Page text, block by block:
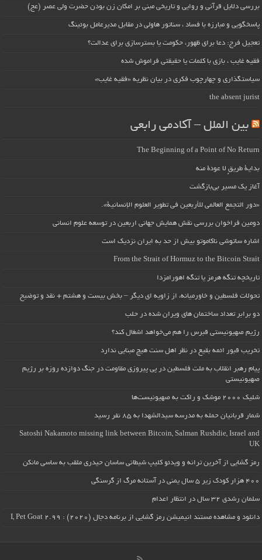
بررسی دلایل قرآنی و روایی و تاریخی مبنی بر امکان زن بودن حضرت ولی عصر (عج)
پاسخگویی و مبارزه با فساد ، سناتور هاولی در مقابل مدیرعامل بوئینگ
تعجیل فرج: دعا برای ظهور، حکومت یا بسترسازی برای عدالت؟
فقیه غایب ، بازی با کلمات یا حقیقتی فراموش شده
سیاستگذاری و چهارچوب فکری در بیان نظریه «فقیه غایب»
the absent jurist
بین الملل – آکادمی رابعی
The Beginning of a Point of No Return
بداية طريقٍ لا عودة منه
آغاز یک مسیر بی‌بازگشت
«دور التجمع العالمي للأربعين في تطوير العلوم الإنسانية».
دومین فراخوان بررسی نقش همایش جهانی اربعین در توسعه علوم انسانی
اشاره ساتوشی ناکاموتو بیش از حد به ایران نزدیک است
From the Strait of Hormuz to the Bitcoin Strait
تاریخچه تنگه هرمز یا تنگه اهورامزدا
تحولات فلسطین و خاورمیانه، از زاویه ای دیگر – بخش بیست و هشتم + نقد و توضیح
دو برابر تعداد ساختمان های ویران شده در حلب
رژیم صهیونیستی قبرس را هم می‌خواهد اشغال کند؟
تخریب قبور ائمه بقیع در نظر اهل سنت هیچ مبنایی ندارد
پیام رهبر انقلاب به ملت فلسطین در پی پیروزی مقاومت در جنگ دوازده روزه بر رژیم
صهیونیستی
شلیک ۲۰۰۰ موشک و راکت به صهیونیست‌ها
شمار قربانیان حمله به مدرسه سیدالشهدا به ۸۵ نفر رسید
Satoshi Nakamoto missing link between Bitcoin, Salman Rushdie, Israel and
UK
رمز گشایی از آخرین ترانه و ویدئو کلیپ شیطانی ساسان حیدری ملقب به ساسی مانکن
۴۰۰ هزار کودک زیر ۵ سال یمنی در آستانه مرگ از گرسنگی
سلمان رشدی ۳۲ سال در انتظار اعدام
دانلود و مشاهده مستند انیمیشن رمز گشایی از برنامه دجال (۲۰۲۰) : I, Pet Goat 2.99